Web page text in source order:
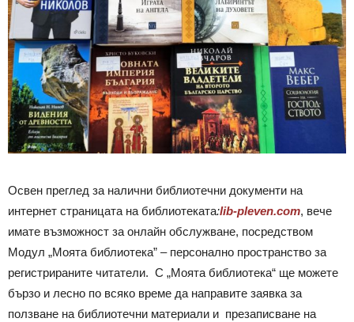
Освен преглед за налични библиотечни документи на
интернет страницата на библиотеката:lib-pleven.com, вече
имате възможност за онлайн обслужване, посредством
Модул „Моята библиотека” – персонално пространство за
регистрираните читатели. С „Моята библиотека“ ще можете
бързо и лесно по всяко време да направите заявка за
ползване на библиотечни материали и презаписване на